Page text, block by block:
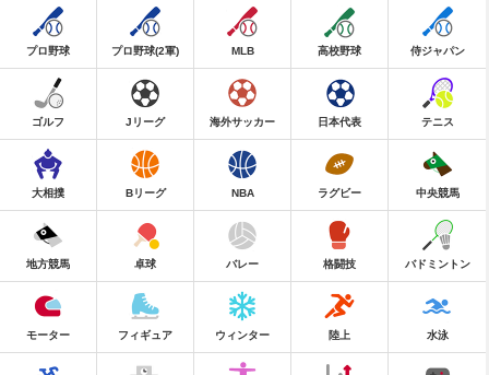
プロ野球 プロ野球(2軍) MLB 高校野球 侍ジャパン
ゴルフ Jリーグ 海外サッカー 日本代表 テニス
大相撲 Bリーグ NBA ラグビー 中央競馬
地方競馬 卓球 バレー 格闘技 バドミントン
モーター フィギュア ウィンター 陸上 水泳